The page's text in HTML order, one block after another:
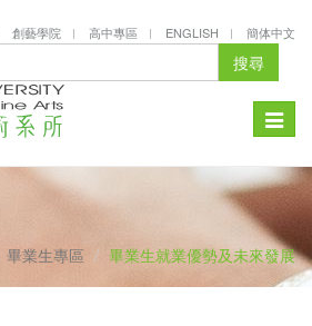
創藝學院 高中專區 ENGLISH 簡体中文
搜尋
Toggle
畢業生專區 畢業生就業優勢及未來發展